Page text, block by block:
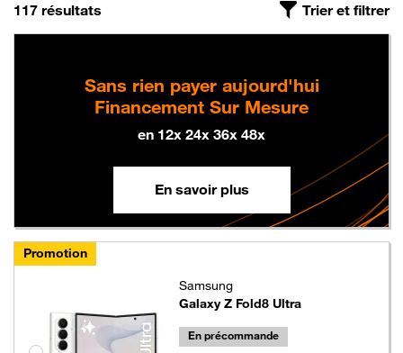
On a trouvé
117 résultats Trier et filtrer
Sans rien payer aujourd'hui
Financement Sur Mesure
en 12x 24x 36x 48x
En savoir plus
Promotion
Samsung
Galaxy Z Fold8 Ultra
En précommande